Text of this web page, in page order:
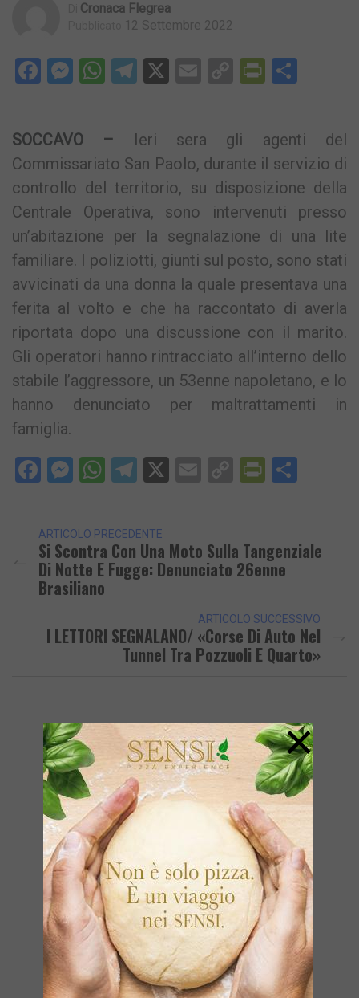
Cronaca Flegrea
12 Settembre 2022
Facebook
Messenger
WhatsApp
Telegram
X EmailCopy
SOCCAVO – Ieri sera gli agenti del
Commissariato San Paolo, durante il servizio di
controllo del territorio, su disposizione della
Centrale Operativa, sono intervenuti presso
un’abitazione per la segnalazione di una lite
familiare. I poliziotti, giunti sul posto, sono stati
avvicinati da una donna la quale presentava una
ferita al volto e che ha raccontato di averla
riportata dopo una discussione con il marito.
Gli operatori hanno rintracciato all’interno dello
stabile l’aggressore, un 53enne napoletano, e lo
hanno denunciato per maltrattamenti in
famiglia.
Facebook
Messenger
WhatsApp
Telegram
X EmailCopy
ARTICOLO PRECEDENTE
Si Scontra Con Una Moto Sulla Tangenziale
Di Notte E Fugge: Denunciato 26enne
Brasiliano
ARTICOLO SUCCESSIVO
I LETTORI SEGNALANO/ «Corse Di Auto Nel
Tunnel Tra Pozzuoli E Quarto»
×